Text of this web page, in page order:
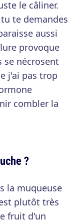
le câliner.
te demandes
aussi
provoque
se nécrosent
j'ai pas trop
combler la
?
la muqueuse
plutôt très
fruit d'un